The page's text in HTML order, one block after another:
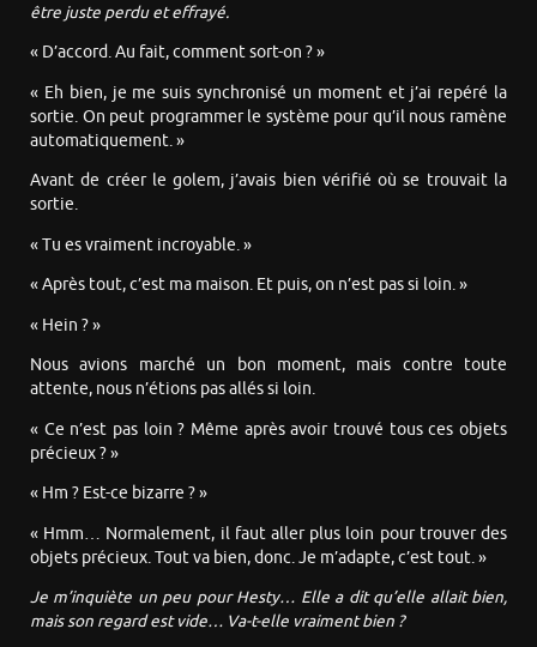
être juste perdu et effrayé.
« D’accord. Au fait, comment sort-on ? »
« Eh bien, je me suis synchronisé un moment et j’ai repéré la
sortie. On peut programmer le système pour qu’il nous ramène
automatiquement. »
Avant de créer le golem, j’avais bien vérifié où se trouvait la
sortie.
« Tu es vraiment incroyable. »
« Après tout, c’est ma maison. Et puis, on n’est pas si loin. »
« Hein ? »
Nous avions marché un bon moment, mais contre toute
attente, nous n’étions pas allés si loin.
« Ce n’est pas loin ? Même après avoir trouvé tous ces objets
précieux ? »
« Hm ? Est-ce bizarre ? »
« Hmm… Normalement, il faut aller plus loin pour trouver des
objets précieux. Tout va bien, donc. Je m’adapte, c’est tout. »
Je m’inquiète un peu pour Hesty… Elle a dit qu’elle allait bien,
mais son regard est vide… Va-t-elle vraiment bien ?